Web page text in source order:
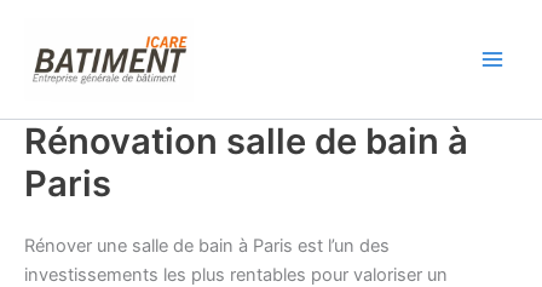
contenu
Rénovation salle de bain à
Paris
Rénover une salle de bain à Paris est l’un des
investissements les plus rentables pour valoriser un